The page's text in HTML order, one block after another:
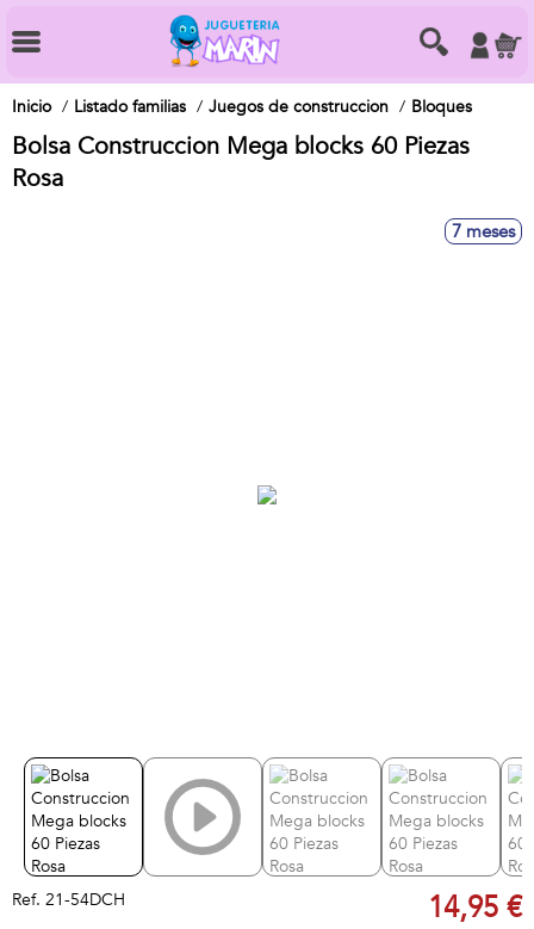
Inicio Listado familias Juegos de construccion Bloques
Bolsa Construccion Mega blocks 60 Piezas
Rosa
7 meses
Ref. 21-54DCH 14,95 €